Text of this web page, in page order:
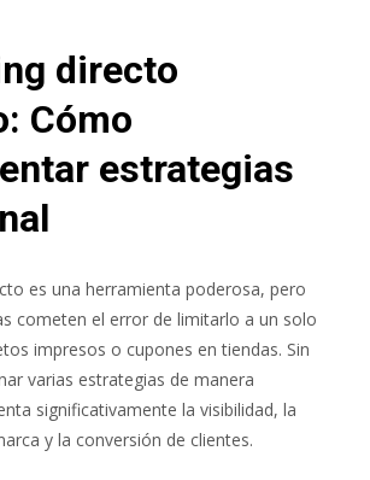
directo
Cómo
estrategias
es una herramienta poderosa, pero
cometen el error de limitarlo a un solo
impresos o cupones en tiendas. Sin
varias estrategias de manera
significativamente la visibilidad, la
y la conversión de clientes.